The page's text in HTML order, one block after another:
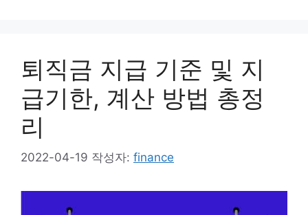
퇴직금 지급 기준 및 지
급기한, 계산 방법 총정
리
2022-04-19 작성자: finance